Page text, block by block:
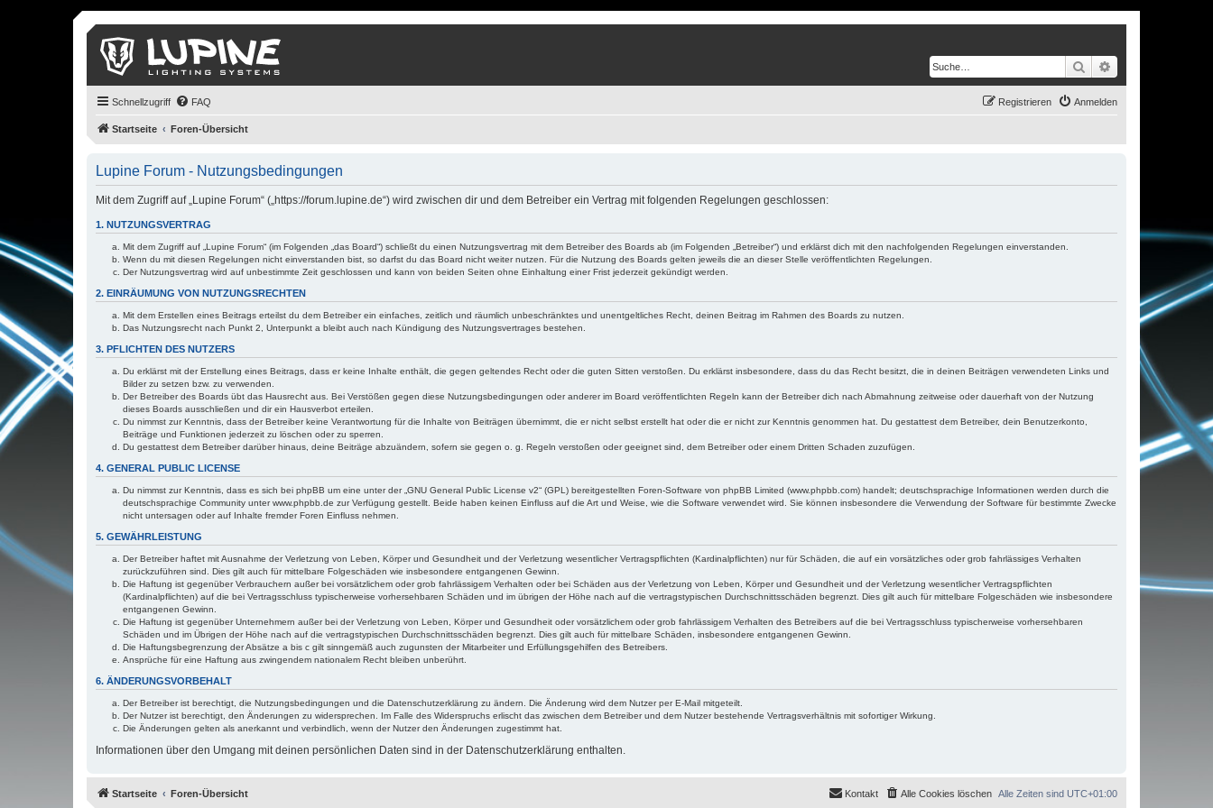
Suche
Schnellzugriff FAQ Anmelden
Registrieren
Startseite Foren-Übersicht
Lupine Forum - Nutzungsbedingungen
Mit dem Zugriff auf „Lupine Forum“ („https://forum.lupine.de“) wird zwischen dir und dem Betreiber ein Vertrag mit folgenden Regelungen geschlossen:
1. NUTZUNGSVERTRAG
Mit dem Zugriff auf „Lupine Forum“ (im Folgenden „das Board“) schließt du einen Nutzungsvertrag mit dem Betreiber des Boards ab (im Folgenden „Betreiber“) und erklärst dich mit den nachfolgenden Regelungen einverstanden.
Wenn du mit diesen Regelungen nicht einverstanden bist, so darfst du das Board nicht weiter nutzen. Für die Nutzung des Boards gelten jeweils die an dieser Stelle veröffentlichten Regelungen.
Der Nutzungsvertrag wird auf unbestimmte Zeit geschlossen und kann von beiden Seiten ohne Einhaltung einer Frist jederzeit gekündigt werden.
2. EINRÄUMUNG VON NUTZUNGSRECHTEN
Mit dem Erstellen eines Beitrags erteilst du dem Betreiber ein einfaches, zeitlich und räumlich unbeschränktes und unentgeltliches Recht, deinen Beitrag im Rahmen des Boards zu nutzen.
Das Nutzungsrecht nach Punkt 2, Unterpunkt a bleibt auch nach Kündigung des Nutzungsvertrages bestehen.
3. PFLICHTEN DES NUTZERS
Du erklärst mit der Erstellung eines Beitrags, dass er keine Inhalte enthält, die gegen geltendes Recht oder die guten Sitten verstoßen. Du erklärst insbesondere, dass du das Recht besitzt, die in deinen Beiträgen verwendeten Links und
Bilder zu setzen bzw. zu verwenden.
Der Betreiber des Boards übt das Hausrecht aus. Bei Verstößen gegen diese Nutzungsbedingungen oder anderer im Board veröffentlichten Regeln kann der Betreiber dich nach Abmahnung zeitweise oder dauerhaft von der Nutzung
dieses Boards ausschließen und dir ein Hausverbot erteilen.
Du nimmst zur Kenntnis, dass der Betreiber keine Verantwortung für die Inhalte von Beiträgen übernimmt, die er nicht selbst erstellt hat oder die er nicht zur Kenntnis genommen hat. Du gestattest dem Betreiber, dein Benutzerkonto,
Beiträge und Funktionen jederzeit zu löschen oder zu sperren.
Du gestattest dem Betreiber darüber hinaus, deine Beiträge abzuändern, sofern sie gegen o. g. Regeln verstoßen oder geeignet sind, dem Betreiber oder einem Dritten Schaden zuzufügen.
4. GENERAL PUBLIC LICENSE
Du nimmst zur Kenntnis, dass es sich bei phpBB um eine unter der „ GNU General Public License v2“ (GPL) bereitgestellten Foren-Software von phpBB Limited (www.phpbb.com) handelt; deutschsprachige Informationen werden durch die
deutschsprachige Community unter www.phpbb.de zur Verfügung gestellt. Beide haben keinen Einfluss auf die Art und Weise, wie die Software verwendet wird. Sie können insbesondere die Verwendung der Software für bestimmte Zwecke
nicht untersagen oder auf Inhalte fremder Foren Einfluss nehmen.
5. GEWÄHRLEISTUNG
Der Betreiber haftet mit Ausnahme der Verletzung von Leben, Körper und Gesundheit und der Verletzung wesentlicher Vertragspflichten (Kardinalpflichten) nur für Schäden, die auf ein vorsätzliches oder grob fahrlässiges Verhalten
zurückzuführen sind. Dies gilt auch für mittelbare Folgeschäden wie insbesondere entgangenen Gewinn.
Die Haftung ist gegenüber Verbrauchern außer bei vorsätzlichem oder grob fahrlässigem Verhalten oder bei Schäden aus der Verletzung von Leben, Körper und Gesundheit und der Verletzung wesentlicher Vertragspflichten
(Kardinalpflichten) auf die bei Vertragsschluss typischerweise vorhersehbaren Schäden und im übrigen der Höhe nach auf die vertragstypischen Durchschnittsschäden begrenzt. Dies gilt auch für mittelbare Folgeschäden wie insbesondere
entgangenen Gewinn.
Die Haftung ist gegenüber Unternehmern außer bei der Verletzung von Leben, Körper und Gesundheit oder vorsätzlichem oder grob fahrlässigem Verhalten des Betreibers auf die bei Vertragsschluss typischerweise vorhersehbaren
Schäden und im Übrigen der Höhe nach auf die vertragstypischen Durchschnittsschäden begrenzt. Dies gilt auch für mittelbare Schäden, insbesondere entgangenen Gewinn.
Die Haftungsbegrenzung der Absätze a bis c gilt sinngemäß auch zugunsten der Mitarbeiter und Erfüllungsgehilfen des Betreibers.
Ansprüche für eine Haftung aus zwingendem nationalem Recht bleiben unberührt.
6. ÄNDERUNGSVORBEHALT
Der Betreiber ist berechtigt, die Nutzungsbedingungen und die Datenschutzerklärung zu ändern. Die Änderung wird dem Nutzer per E-Mail mitgeteilt.
Der Nutzer ist berechtigt, den Änderungen zu widersprechen. Im Falle des Widerspruchs erlischt das zwischen dem Betreiber und dem Nutzer bestehende Vertragsverhältnis mit sofortiger Wirkung.
Die Änderungen gelten als anerkannt und verbindlich, wenn der Nutzer den Änderungen zugestimmt hat.
Informationen über den Umgang mit deinen persönlichen Daten sind in der Datenschutzerklärung enthalten.
Startseite Foren-Übersicht Alle Zeiten sind UTC+01:00
Alle Cookies löschen
Kontakt